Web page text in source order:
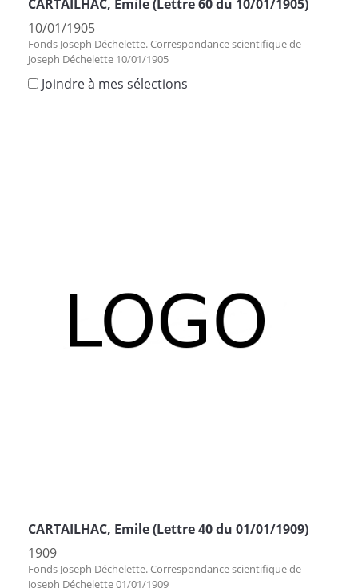
CARTAILHAC, Emile (Lettre 60 du 10/01/1905)
10/01/1905
Fonds Joseph Déchelette. Correspondance scientifique de
Joseph Déchelette 10/01/1905
Joindre à mes sélections
CARTAILHAC, Emile (Lettre 40 du 01/01/1909)
1909
Fonds Joseph Déchelette. Correspondance scientifique de
Joseph Déchelette 01/01/1909